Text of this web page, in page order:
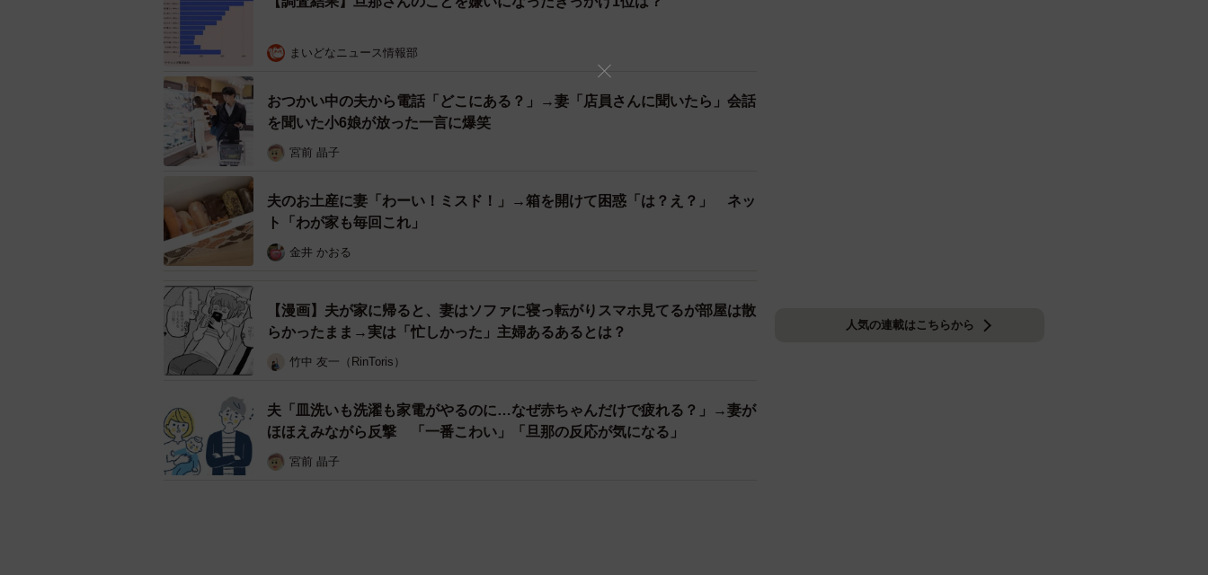
旦那が嫌いになったきっかけは？（提供画像）
また、「旦那のことが嫌いになったきっかけ」について複数回答で答えてもらったところ、
「思いやりがない」（754人）が最も多く、次いで「家事をしない」（602人）、「金銭感
覚が違う」（464人）、「育児をしない」（427人）などが続きました。
そのほか、自由回答では「一番好きな人ではなかった」（39歳）、「ギャンブル依存」（47
歳）、「下ネタが多い」（30歳）など、さまざまな意見が寄せられています。
まいどなニュース情報部
おつかい中の夫から電話「どこにある？」→妻「店員さんに聞いたら」会話
を聞いた小6娘が放った一言に爆笑
宮前 晶子
夫のお土産に妻「わーい！ミスド！」→箱を開けて困惑「は？え？」 ネッ
ト「わが家も毎回これ」
金井 かおる
【漫画】夫が家に帰ると、妻はソファに寝っ転がりスマホ見てるが部屋は散
らかったまま→実は「忙しかった」主婦あるあるとは？
竹中 友一（RinToris）
夫「皿洗いも洗濯も家電がやるのに…なぜ赤ちゃんだけで疲れる？」→妻が
ほほえみながら反撃 「一番こわい」「旦那の反応が気になる」
宮前 晶子
人気の連載はこちらから